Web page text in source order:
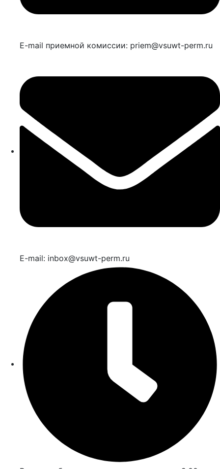
E-mail приемной комиссии: priem@vsuwt-perm.ru
E-mail: inbox@vsuwt-perm.ru